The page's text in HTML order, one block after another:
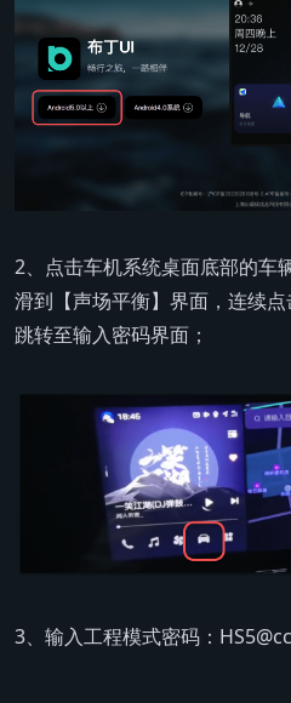
2、点击车机系统桌面底部的车
滑到【声场平衡】界面，连续
跳转至输入密码界面；
3、输入工程模式密码：